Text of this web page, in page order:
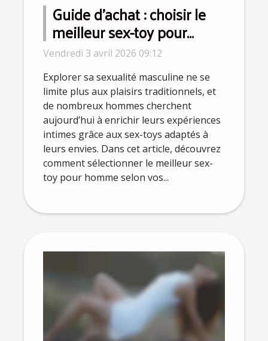
Guide d'achat : choisir le
meilleur sex-toy pour
homme en fonction de ses
préférences
Vendredi 3 avril 2026 09:12
Explorer sa sexualité masculine ne se
limite plus aux plaisirs traditionnels, et
de nombreux hommes cherchent
aujourd’hui à enrichir leurs expériences
intimes grâce aux sex-toys adaptés à
leurs envies. Dans cet article, découvrez
comment sélectionner le meilleur sex-
toy pour homme selon vos...